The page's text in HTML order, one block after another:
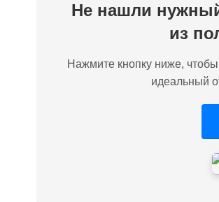
Не нашли
из
Нажмите кнопку ниже,
идеальный